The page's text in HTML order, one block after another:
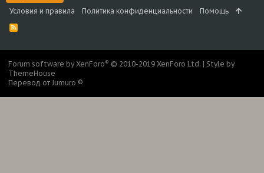
Условия и правила
Политика конфиденциальности Помощь
R
Forum software by XenForo® © 2010-2019 XenForo Ltd. | Style by
ThemeHouse
Перевод от Jumuro ®